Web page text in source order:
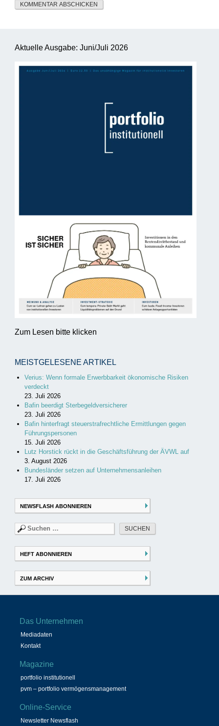
Aktuelle Ausgabe: Juni/Juli 2026
Zum Lesen bitte klicken
MEISTGELESENE ARTIKEL
Verius: Wenn formale Erwerbbarkeit ökonomische Risiken
verdeckt
23. Juli 2026
Bafin beerdigt Sterbegeldversicherer
23. Juli 2026
Bafin hinterfragt steuerstrafrechtliche Ermittlungen gegen
Führungspersonen
15. Juli 2026
Lutz Horstick rückt in die Geschäftsführung der ÄVWL auf
3. August 2026
Bundesländer setzen auf Unternehmensanleihen
17. Juli 2026
NEWSFLASH ABONNIEREN
Suchen
nach:
HEFT ABONNIEREN
ZUM ARCHIV
Das Unternehmen
Mediadaten
Kontakt
Magazine
portfolio institutionell
pvm – portfolio vermögensmanagement
Online-Service
Newsletter Newsflash